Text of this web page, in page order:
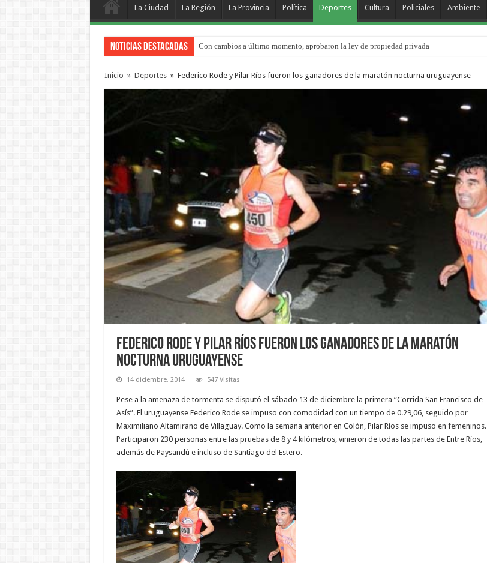
La Ciudad La Región La Provincia Política Deportes Cultura Policiales Ambiente
Noticias Destacadas Con cambios a último momento, aprobaron la ley de propiedad privada
Inicio » Deportes » Federico Rode y Pilar Ríos fueron los ganadores de la maratón nocturna uruguayense
Federico Rode y Pilar Ríos fueron los ganadores de la maratón
nocturna uruguayense
14 diciembre, 2014 547 Visitas
Pese a la amenaza de tormenta se disputó el sábado 13 de diciembre la primera “Corrida San Francisco de
Asís”. El uruguayense Federico Rode se impuso con comodidad con un tiempo de 0.29,06, seguido por
Maximiliano Altamirano de Villaguay. Como la semana anterior en Colón, Pilar Ríos se impuso en femeninos.
Participaron 230 personas entre las pruebas de 8 y 4 kilómetros, vinieron de todas las partes de Entre Ríos,
además de Paysandú e incluso de Santiago del Estero.